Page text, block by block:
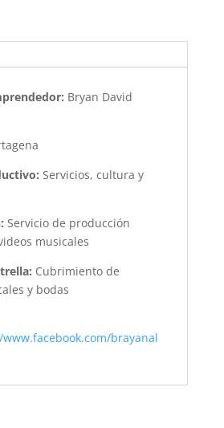
Bryan David
Servicios, cultura y
Servicio de producción
musicales
Cubrimiento de
y bodas
brayanal